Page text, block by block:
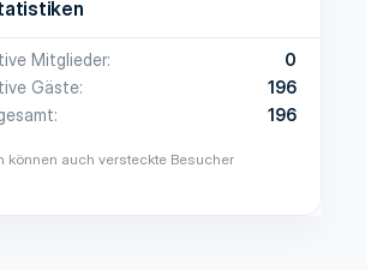
Mitglieder
0
Gäste
196
196
können auch versteckte Besucher